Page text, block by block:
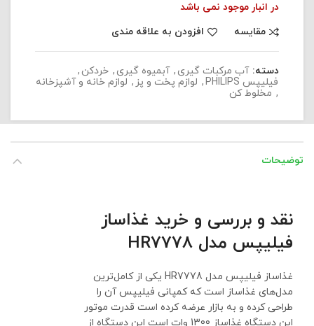
در انبار موجود نمی باشد
مقایسه
افزودن به علاقه مندی
دسته: آب مرکبات گیری , آبمیوه گیری , خردکن ,
فیلیپس PHILIPS
, لوازم پخت و پز , لوازم خانه و آشپزخانه
, مخلوط کن
توضیحات
نقد و بررسی و خرید غذاساز
فیلیپس مدل HR7778
غذاساز فیلیپس مدل HR7778 یکی از کامل‌ترین
مدل‌های غذاساز است که کمپانی فیلیپس آن را
طراحی کرده و به بازار عرضه کرده است قدرت موتور
این دستگاه غذاساز 1300 وات است این دستگاه از